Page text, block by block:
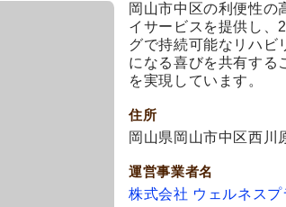
岡山市中区の利便性の
イサービスを提供し、
グで持続可能なリハビ
になる喜びを共有する
を実現しています。
住所
岡山県岡山市中区西川
運営事業者名
株式会社 ウェルネスプ